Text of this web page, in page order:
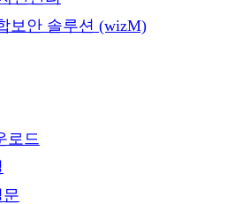
보안 솔루션 (wizM)
로드